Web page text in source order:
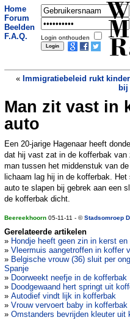
Home
Forum
Beelden
F.A.Q.
Login onthouden
« Immigratiebeleid rukt
bij
Man zit vast in
auto
Een 20-jarige Hagenaar heeft
dat hij vast zat in de kofferbak van
man tussen het middenstuk van
lichaam lag hij in de kofferbak.
auto te slapen bij gebrek aan een
de kofferbak dicht.
Beereekhoorn 05-11-11 - ©Stadsomroep
Gerelateerde artikelen
» Hondje heeft geen zin in kerst
» Vleermuis aangetroffen in koffer
» Belgische vrouw (36) sluit per
Spanje
» Doorweekt neefje in de kofferbak
» Doodgewaand hert springt uit
» Autodief vindt lijk in kofferbak
» Vrouw vervoert baby in kofferbak
» Omstanders bevrijden kleuter uit